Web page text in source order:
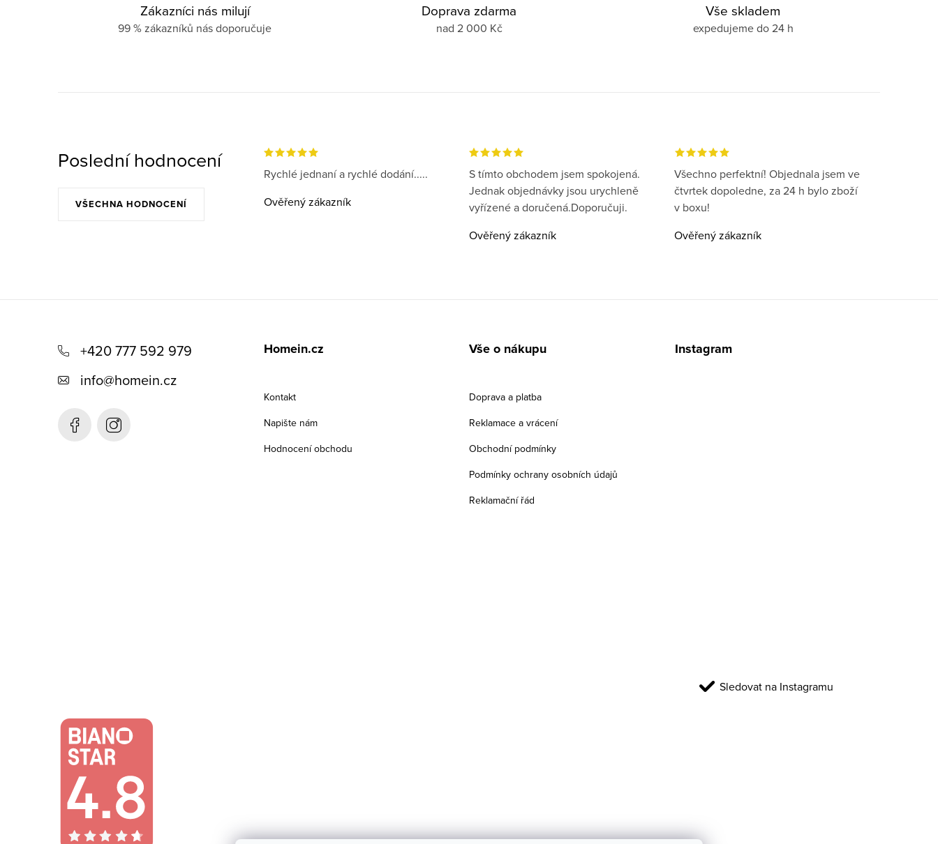
Zákazníci nás milují
99 % zákazníků nás doporučuje
Doprava zdarma
nad 2 000 Kč
Vše skladem
expedujeme do 24 h
Poslední hodnocení
VŠECHNA HODNOCENÍ
Rychlé jednaní a rychlé dodání.....
Ověřený zákazník
S tímto obchodem jsem spokojená.
Jednak objednávky jsou urychleně
vyřízené a doručená.Doporučuji.
Ověřený zákazník
Všechno perfektní! Objednala jsem ve
čtvrtek dopoledne, za 24 h bylo zboží
v boxu!
Ověřený zákazník
+420 777 592 979
info@homein.cz
Homein.cz
Kontakt
Napište nám
Hodnocení obchodu
Vše o nákupu
Doprava a platba
Reklamace a vrácení
Obchodní podmínky
Podmínky ochrany osobních údajů
Reklamační řád
Instagram
Sledovat na Instagramu